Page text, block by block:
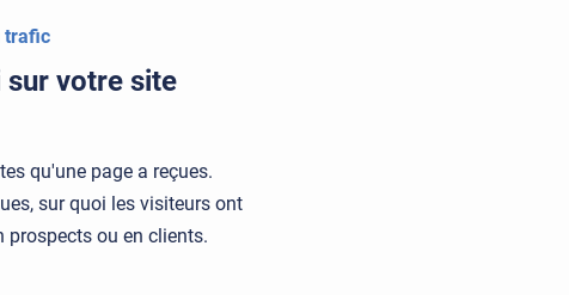
trafic
votre site
qu'une page a reçues.
sur quoi les visiteurs ont
prospects ou en clients.